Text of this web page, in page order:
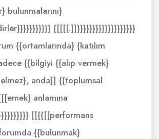
bulunmalarını}
{[[[[.]]}}}}}}}}}}}}}}}}}}}
{{ortamlarında} {katılım
{{bilgiyi {{alıp vermek}
anda]] {{toplumsal
anlamına
[[{{[[performans
{{bulunmak}